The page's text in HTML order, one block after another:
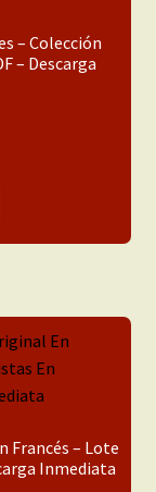
– Colección
– Descarga
Francés – Lote
Inmediata